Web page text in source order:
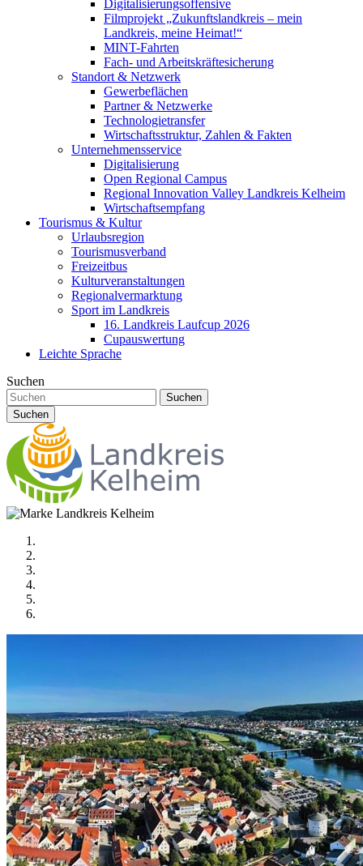
Digitalisierungsoffensive
Filmprojekt „Zukunftslandkreis – mein
Landkreis, meine Heimat!“
MINT-Fahrten
Fach- und Arbeitskräftesicherung
Standort & Netzwerk
Gewerbeflächen
Partner & Netzwerke
Technologietransfer
Wirtschaftsstruktur, Zahlen & Fakten
Unternehmensservice
Digitalisierung
Open Regional Campus
Regional Innovation Valley Landkreis Kelheim
Wirtschaftsempfang
Tourismus & Kultur
Urlaubsregion
Tourismusverband
Freizeitbus
Kulturveranstaltungen
Regionalvermarktung
Sport im Landkreis
16. Landkreis Laufcup 2026
Cupauswertung
Leichte Sprache
Suchen
Suchen
Suchen